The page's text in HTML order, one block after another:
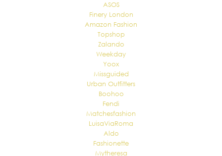
ASOS
Finery London
Amazon Fashion
Topshop
Zalando
Weekday
Yoox
Missguided
Urban Outfitters
Boohoo
Fendi
Matchesfashion
LuisaViaRoma
Aldo
Fashionette
Mytheresa